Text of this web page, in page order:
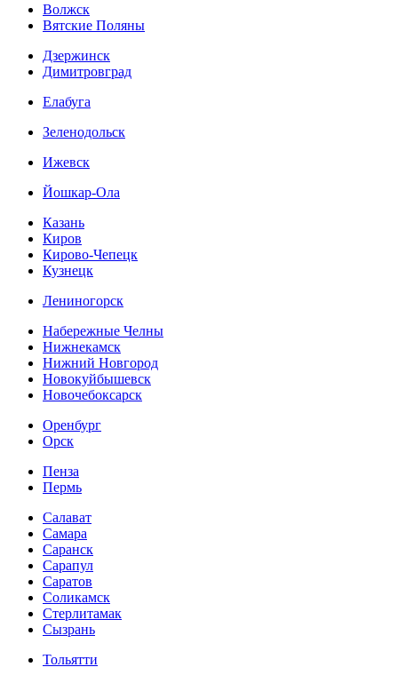
Волжск
Вятские Поляны
Дзержинск
Димитровград
Елабуга
Зеленодольск
Ижевск
Йошкар-Ола
Казань
Киров
Кирово-Чепецк
Кузнецк
Лениногорск
Набережные Челны
Нижнекамск
Нижний Новгород
Новокуйбышевск
Новочебоксарск
Оренбург
Орск
Пенза
Пермь
Салават
Самара
Саранск
Сарапул
Саратов
Соликамск
Стерлитамак
Сызрань
Тольятти